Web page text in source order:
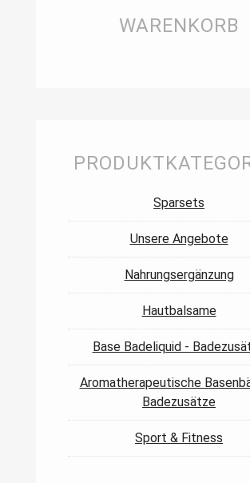
WARENKORB
Sparsets
Unsere Angebote
Nahrungsergänzung
Hautbalsame
Base Badeliquid -
Aromatherapeutische
Badezusätze
Sport & Fitness